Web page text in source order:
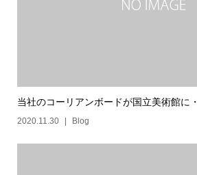
当社のコーリアンボードが国立美術館に
2020.11.30 Blog